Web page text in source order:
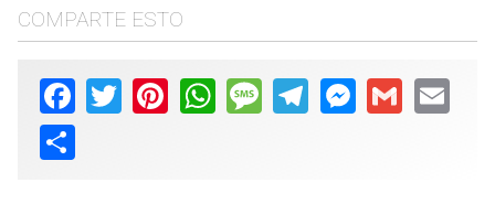
COMPARTE ESTO
Facebook
Twitter PinterestWhatsAppMessageTelegramMessenger
Gmail Email
Share